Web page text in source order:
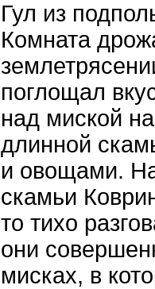
Гул из
Комната
поглощал
над миской
длинной
и овощами.
скамьи
то тихо
они
мисках, в